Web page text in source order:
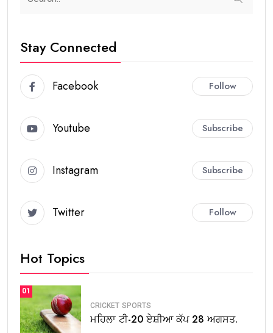
Stay Connected
Facebook Follow
Youtube Subscribe
Instagram Subscribe
Twitter Follow
Hot Topics
01
CRICKET SPORTS
ਮਹਿਲਾ ਟੀ-20 ਏਸ਼ੀਆ ਕੱਪ 28 ਅਗਸਤ.